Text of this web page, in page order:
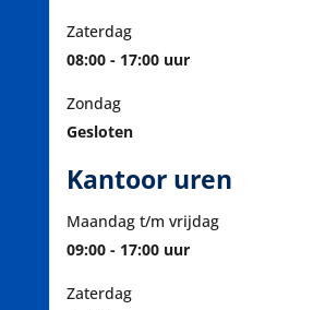
Zaterdag
08:00 - 17:00 uur
Zondag
Gesloten
Kantoor uren
Maandag t/m vrijdag
09:00 - 17:00 uur
Zaterdag